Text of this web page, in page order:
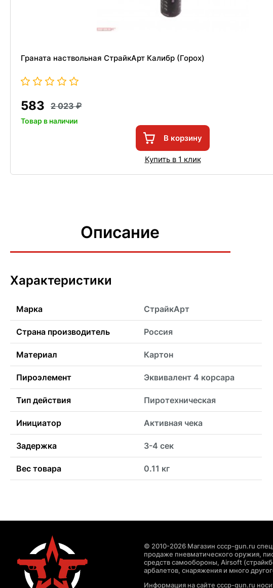
Граната наствольная СтрайкАрт Калибр (Горох)
583 2 023
Товар в наличии
В корзину
Купить в 1 клик
Описание
Характеристики
Марка СтрайкАрт
Страна производитель Россия
Материал Картон
Пироэлемент Эквивалент 4 корсара
Тип действия Пиротехническая
Инициатор Активная чека
Задержка 3-4 сек
Вес товара 0.11 кг
© 2010-2026 Магазин cccp-gun.ru
продаже пневматического оружия,
средств самообороны, Airsoft
арбалетов, снаряжения и много
Информация на сайте cccp-gun.ru